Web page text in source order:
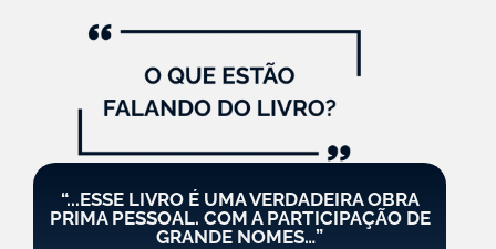
“...ESSE LIVRO É UMA VERDADEIRA OBRA
PRIMA PESSOAL. COM A PARTICIPAÇÃO DE
GRANDE NOMES…”​